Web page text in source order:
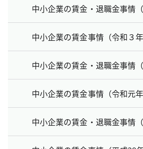
中小企業の賃金・退職金事情
中小企業の賃金事情（令和３年
中小企業の賃金・退職金事情（
中小企業の賃金事情（令和元年
中小企業の賃金・退職金事情